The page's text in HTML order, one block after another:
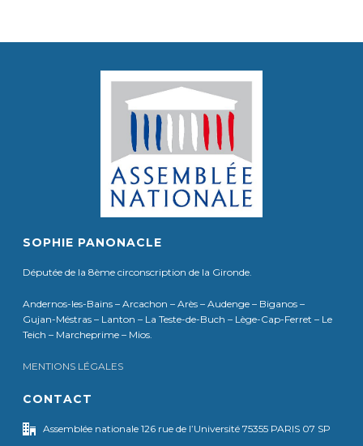
SOPHIE PANONACLE
Députée de la 8ème circonscription de la Gironde.
Andernos-les-Bains – Arcachon – Arès – Audenge – Biganos –
Gujan-Méstras – Lanton – La Teste-de-Buch – Lège-Cap-Ferret – Le
Teich – Marcheprime – Mios.
MENTIONS LÉGALES
CONTACT
Assemblée nationale 126 rue de l’Université 75355 PARIS 07 SP